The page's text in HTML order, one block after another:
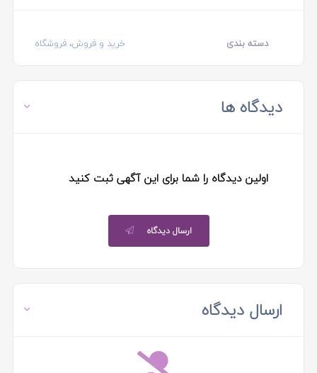
دسته بندی خرید و فروش، فروشگاه
دیدگاه ها
اولین دیدگاه را شما برای این آگهی ثبت کنید
ارسال دیدگاه
ارسال دیدگاه